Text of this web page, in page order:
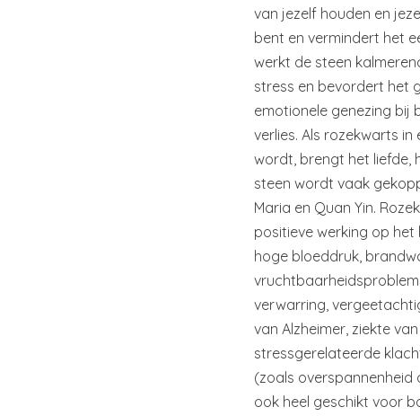
van jezelf houden en
bent en vermindert het
werkt de steen
stress en bevordert het
emotionele genezing bij
verlies. Als rozekwarts
wordt, brengt het liefde,
steen wordt vaak
Maria en Quan Yin.
positieve werking op
hoge bloeddruk,
verwarring,
van Alzheimer, ziekte
stressgerelateerde
(zoals overspannenheid
ook heel geschikt voor